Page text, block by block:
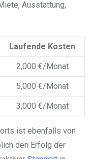
Ausstattung,
Laufende Kosten
2,000 €/Monat
5,000 €/Monat
3,000 €/Monat
ist ebenfalls von
den Erfolg der